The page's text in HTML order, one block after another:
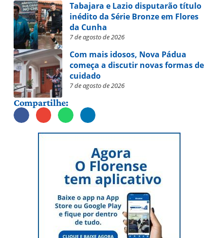
Tabajara e Lazio disputarão título
inédito da Série Bronze em Flores
da Cunha
7 de agosto de 2026
Com mais idosos, Nova Pádua
começa a discutir novas formas de
cuidado
7 de agosto de 2026
Compartilhe: